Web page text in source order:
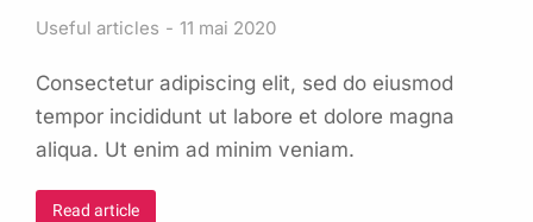
Useful articles 11 mai 2020
Consectetur adipiscing elit, sed do eiusmod
tempor incididunt ut labore et dolore magna
aliqua. Ut enim ad minim veniam.
Read article